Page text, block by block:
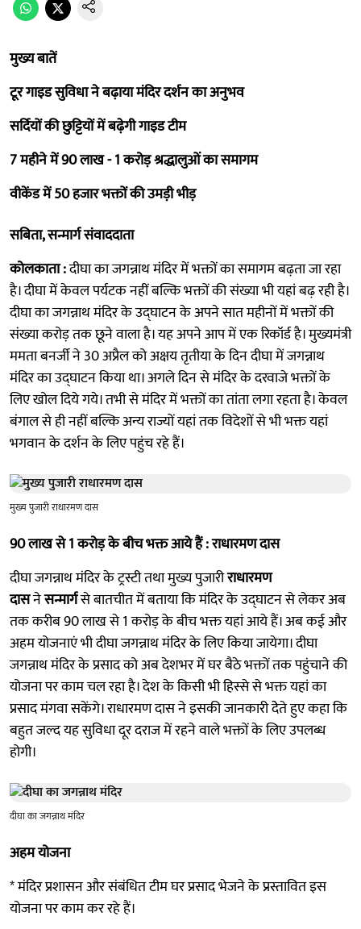
मुख्य बातें
टूर गाइड सुविधा ने बढ़ाया मंदिर दर्शन का अनुभव
सर्दियों की छुट्टियों में बढ़ेगी गाइड टीम
7 महीने में 90 लाख - 1 करोड़ श्रद्धालुओं का समागम
वीकेंड में 50 हजार भक्तों की उमड़ी भीड़
सबिता, सन्मार्ग संवाददाता
कोलकाता :दीघा का जगन्नाथ मंदिर में भक्तों का समागम बढ़ता जा रहा
है। दीघा में केवल पर्यटक नहीं बल्कि भक्तों की संख्या भी यहां बढ़ रही है।
दीघा का जगन्नाथ मंदिर के उद्घाटन के अपने सात महीनों में भक्तों की
संख्या करोड़ तक छूने वाला है। यह अपने आप में एक रिकॉर्ड है। मुख्यमंत्री
ममता बनर्जी ने 30 अप्रैल को अक्षय तृतीया के दिन दीघा में जगन्नाथ
मंदिर का उद्घाटन किया था। अगले दिन से मंदिर के दरवाजे भक्तों के
लिए खोल दिये गये। तभी से मंदिर में भक्तों का तांता लगा रहता है। केवल
बंगाल से ही नहीं बल्कि अन्य राज्यों यहां तक विदेशों से भी भक्त यहां
भगवान के दर्शन के लिए पहुंच रहे हैं।
मुख्य पुजारी राधारमण दास
90 लाख से 1 करोड़ के बीच भक्त आये हैं : राधारमण दास
दीघा जगन्नाथ मंदिर के ट्रस्टी तथा मुख्य पुजारीराधारमण
दासनेसन्मार्गसे बातचीत में बताया कि मंदिर के उद्घाटन से लेकर अब
तक करीब 90 लाख से 1 करोड़ के बीच भक्त यहां आये हैं। अब कई और
अहम योजनाएं भी दीघा जगन्नाथ मंदिर के लिए किया जायेगा। दीघा
जगन्नाथ मंदिर के प्रसाद को अब देशभर में घर बैठे भक्तों तक पहुंचाने की
योजना पर काम चल रहा है। देश के किसी भी हिस्से से भक्त यहां का
प्रसाद मंगवा सकेंगे। राधारमण दास ने इसकी जानकारी देेते हुए कहा कि
बहुत जल्द यह सुविधा दूर दराज में रहने वाले भक्तों के लिए उपलब्ध
होगी।
दीघा का जगन्नाथ मंदिर
अहम योजना
* मंदिर प्रशासन और संबंधित टीम घर प्रसाद भेजने के प्रस्तावित इस
योजना पर काम कर रहे हैं।